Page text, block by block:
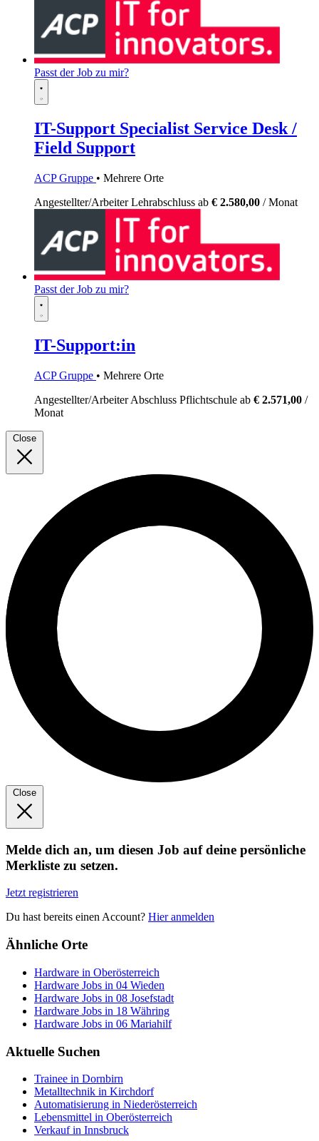
Passt der Job zu mir?
IT-Support Specialist Service Desk /
Field Support
ACP Gruppe • Mehrere Orte
Angestellter/ArbeiterLehrabschluss ab € 2.580,00 / Monat
Passt der Job zu mir?
IT-Support:in
ACP Gruppe • Mehrere Orte
Angestellter/ArbeiterAbschluss Pflichtschule ab € 2.571,00 /
Monat
Close
Close
Melde dich an, um diesen Job auf deine persönliche
Merkliste zu setzen.
Jetzt registrieren
Du hast bereits einen Account? Hier anmelden
Ähnliche Orte
Hardware in Oberösterreich
Hardware Jobs in 04 Wieden
Hardware Jobs in 08 Josefstadt
Hardware Jobs in 18 Währing
Hardware Jobs in 06 Mariahilf
Aktuelle Suchen
Trainee in Dornbirn
Metalltechnik in Kirchdorf
Automatisierung in Niederösterreich
Lebensmittel in Oberösterreich
Verkauf in Innsbruck